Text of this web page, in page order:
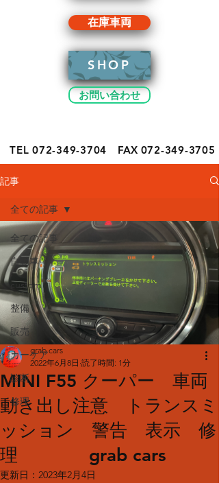
在庫車両
SHOP
お問い合わせ
TEL 072-349-3704 FAX 072-349-3705
記事
全ての記事
自動車
custom
整備
販売
カーケア
診断
修理
全ての記事
MINI F55 クーパー 車両
動き出し注意 トランスミ
ッション 警告 表示 修
理 grab cars
grab cars
2022年6月8日 読了時間: 1分
更新日： 2023年2月4日